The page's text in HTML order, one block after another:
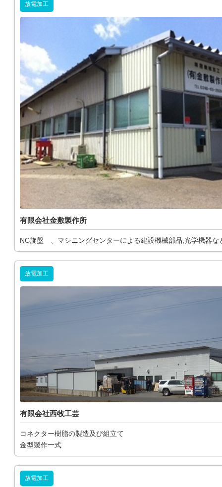
放電加工
有限会社金敷製作所
NC旋盤 、マシニングセンターによる建設機械部品,光学機器な
放電加工
有限会社西牧工芸
コネクター樹脂の製造及び組立て
金型製作一式
放電加工